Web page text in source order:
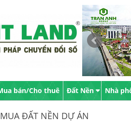
bán/Cho thuê Đất Nền Nhà
ĐẤT NỀN DỰ ÁN